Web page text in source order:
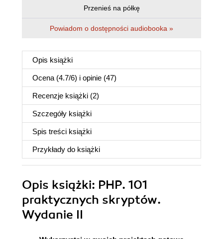
Przenieś na półkę
Powiadom o dostępności audiobooka »
Opis książki
Ocena (4.7/6) i opinie (47)
Recenzje książki (2)
Szczegóły książki
Spis treści książki
Przykłady do książki
Opis książki: PHP. 101
praktycznych skryptów.
Wydanie II